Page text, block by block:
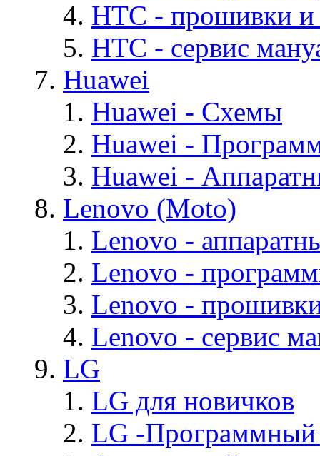
HTC - прошивки
HTC - cервис
Huawei
Huawei - Cхемы
Huawei -
Huawei -
Lenovo (Moto)
Lenovo -
Lenovo -
Lenovo -
Lenovo - cервис
LG
LG для новичков
LG -Программный